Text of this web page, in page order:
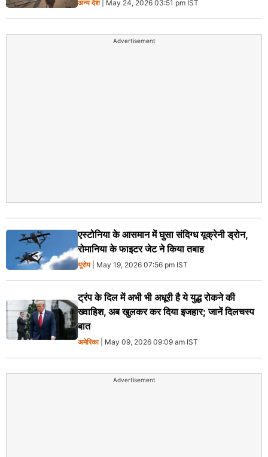
अन्य देश| May 24, 2026 03:51 pm IST
Advertisement
एस्टोनिया के आसमान में घुसा संदिग्ध यूक्रेनी ड्रोन,
रोमानिया के फाइटर जेट ने किया तबाह
यूरोप| May 19, 2026 07:56 pm IST
ट्रंप के दिल में अभी भी अधूरी है ये युद्ध रोकने की
ख्वाहिश, अब खुलकर कर दिया इजहार; जानें दिलचस्प
बात
अमेरिका| May 09, 2026 09:09 am IST
Advertisement